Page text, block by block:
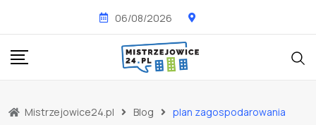
content
06/08/2026
Mistrzejowice24.pl Blog
plan zagospodarowania